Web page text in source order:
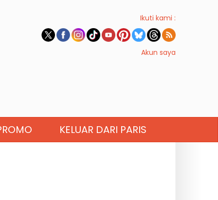
Ikuti kami :
Akun saya
KELUAR DARI PARIS